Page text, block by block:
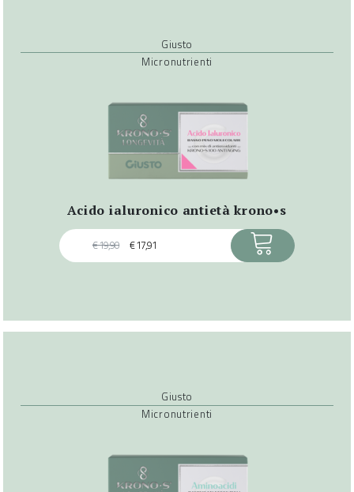
Giusto
Micronutrienti
acido ialuronico antietà krono•s
€19,90 €17,91 ACQUISTA
Giusto
Micronutrienti